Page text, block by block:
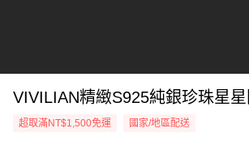
VIVILIAN精緻S925純銀珍珠星
超取滿NT$1,500免運 國家/地區配送